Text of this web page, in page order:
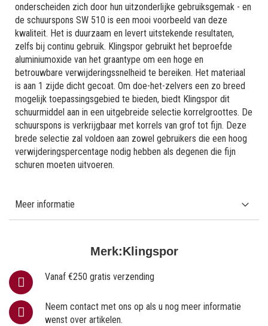
Merk:Klingspor
Vanaf €250 gratis verzending
Neem contact met ons op als u nog meer informatie
wenst over artikelen.
onderscheiden zich door hun uitzonderlijke gebruiksgemak - en
de schuurspons SW 510 is een mooi voorbeeld van deze
kwaliteit. Het is duurzaam en levert uitstekende resultaten,
zelfs bij continu gebruik. Klingspor gebruikt het beproefde
aluminiumoxide van het graantype om een ​​hoge en
betrouwbare verwijderingssnelheid te bereiken. Het materiaal
is aan 1 zijde dicht gecoat. Om doe-het-zelvers een zo breed
mogelijk toepassingsgebied te bieden, biedt Klingspor dit
schuurmiddel aan in een uitgebreide selectie korrelgroottes. De
schuurspons is verkrijgbaar met korrels van grof tot fijn. Deze
brede selectie zal voldoen aan zowel gebruikers die een hoog
verwijderingspercentage nodig hebben als degenen die fijn
schuren moeten uitvoeren.
Meer informatie